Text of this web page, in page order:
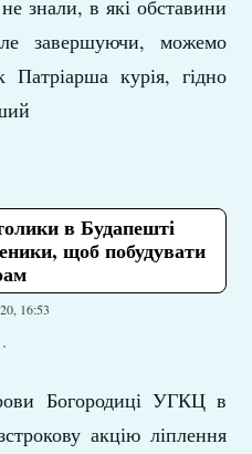
знали, в які обставини
завершуючи, можемо
курія, гідно
в Будапешті
щоб побудувати
16:53
Богородиці УГКЦ в
акцію ліплення